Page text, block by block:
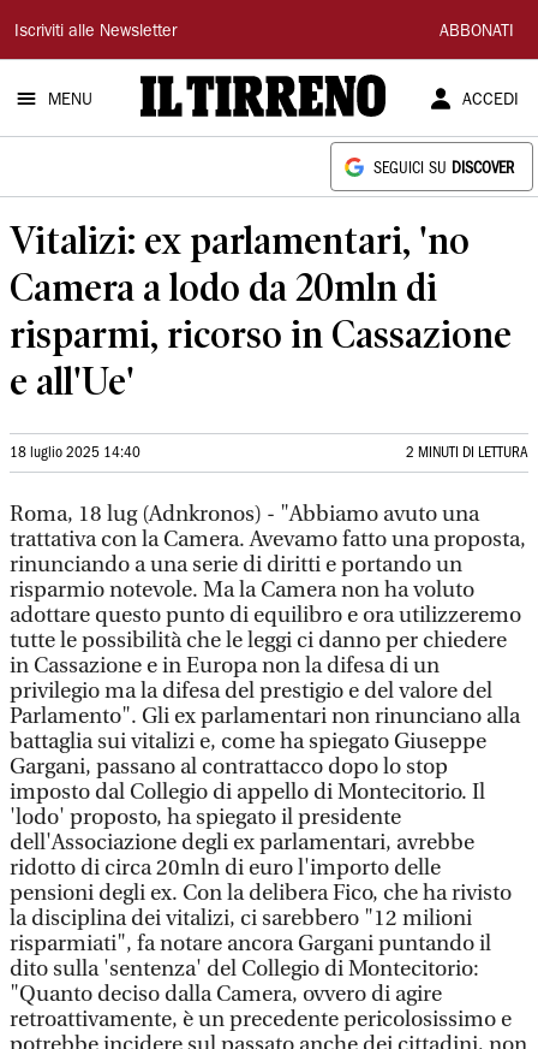
Il
Tirreno
Iscriviti alle Newsletter ABBONATI
MENU ACCEDI
SEGUICI SU DISCOVER
Vitalizi: ex parlamentari, 'no
Camera a lodo da 20mln di
risparmi, ricorso in Cassazione
e all'Ue'
18 luglio 2025 14:40 2 MINUTI DI LETTURA
Roma, 18 lug (Adnkronos) - "Abbiamo avuto una
trattativa con la Camera. Avevamo fatto una proposta,
rinunciando a una serie di diritti e portando un
risparmio notevole. Ma la Camera non ha voluto
adottare questo punto di equilibro e ora utilizzeremo
tutte le possibilità che le leggi ci danno per chiedere
in Cassazione e in Europa non la difesa di un
privilegio ma la difesa del prestigio e del valore del
Parlamento". Gli ex parlamentari non rinunciano alla
battaglia sui vitalizi e, come ha spiegato Giuseppe
Gargani, passano al contrattacco dopo lo stop
imposto dal Collegio di appello di Montecitorio. Il
'lodo' proposto, ha spiegato il presidente
dell'Associazione degli ex parlamentari, avrebbe
ridotto di circa 20mln di euro l'importo delle
pensioni degli ex. Con la delibera Fico, che ha rivisto
la disciplina dei vitalizi, ci sarebbero "12 milioni
risparmiati", fa notare ancora Gargani puntando il
dito sulla 'sentenza' del Collegio di Montecitorio:
"Quanto deciso dalla Camera, ovvero di agire
retroattivamente, è un precedente pericolosissimo e